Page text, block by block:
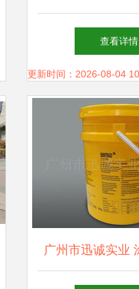
厂创新投资发展
查看详情
更新时间：2026-08-04
广州市迅诚实业